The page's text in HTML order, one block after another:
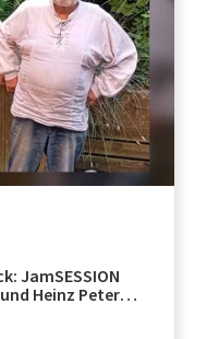
JamSESSION
Heinz Peter